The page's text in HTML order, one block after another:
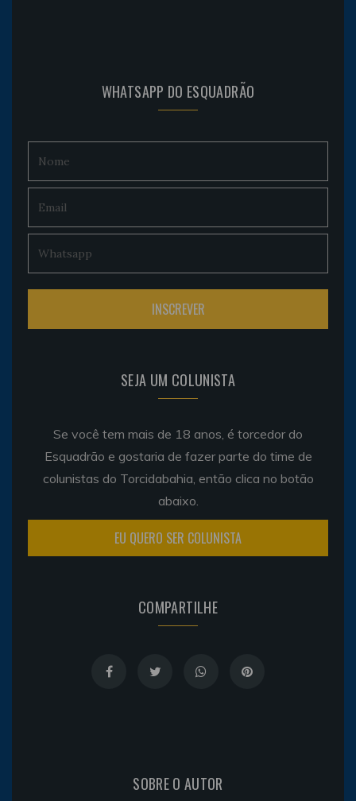
WHATSAPP DO ESQUADRÃO
SEJA UM COLUNISTA
Se você tem mais de 18 anos, é torcedor do
Esquadrão e gostaria de fazer parte do time de
colunistas do Torcidabahia, então clica no botão
abaixo.
EU QUERO SER COLUNISTA
COMPARTILHE
SOBRE O AUTOR